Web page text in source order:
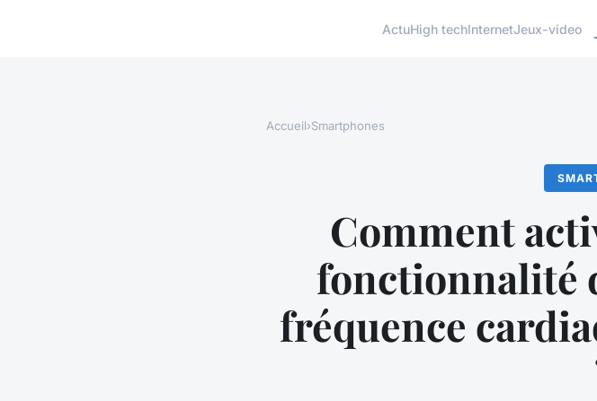
ActuHigh techInternetJeux-video
Accueil›Smartphones
Comment
fonctionnalité
fréquence